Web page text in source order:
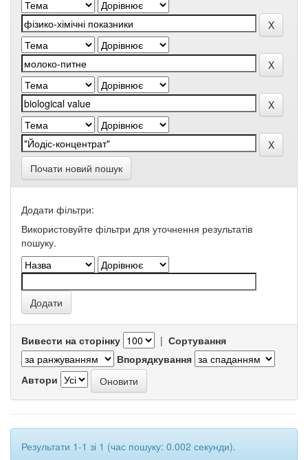
Почати новий пошук
Додати фільтри:
Використовуйте фільтри для уточнення результатів
пошуку.
Вивести на сторінку | Сортування
Впорядкування
Автори
Результати 1-1 зі 1 (час пошуку: 0.002 секунди).